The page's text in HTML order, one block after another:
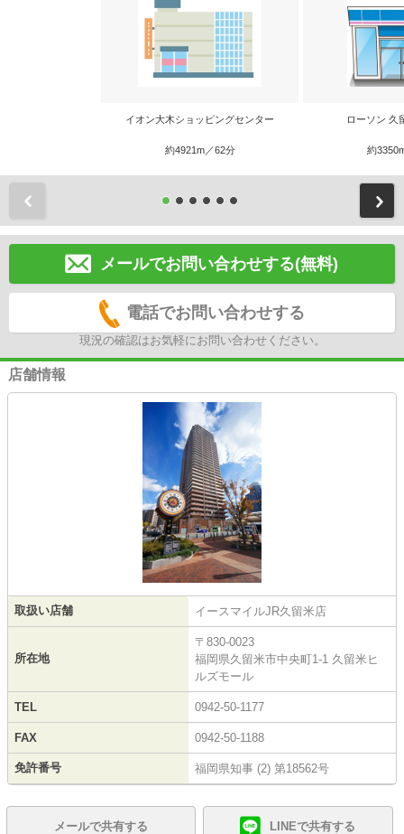
イオン大木ショッピングセンター
約4921m／62分
ローソン 久
約
メールでお問い合わせする(無料)
電話でお問い合わせする
現況の確認はお気軽にお問い合わせください。
店舗情報
取扱い店舗 イースマイルJR久留米店
所在地
〒830-0023
福岡県久留米市中央町1-1 久留米ヒ
ルズモール
TEL 0942-50-1177
FAX 0942-50-1188
免許番号 福岡県知事 (2) 第18562号
メールで共有する LINEで共有する